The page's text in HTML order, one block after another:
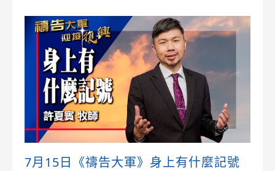
7月15日《禱告大軍》身上有什麼記號